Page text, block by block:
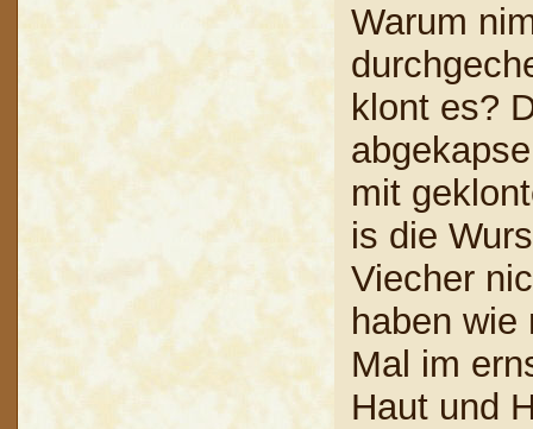
Warum
klont es?
mit
is die
Viecher
haben
Mal im
Haut und